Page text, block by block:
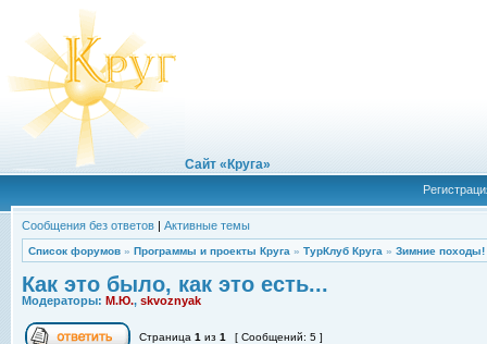
Сайт «Круга»
Сообщения без ответов | Активные темы
Список форумов » Программы и проекты Круга » ТурКлуб Круга » Зимние походы!
Как это было, как это есть...
Модераторы: М.Ю., skvoznyak
Страница 1 из 1 [ Сообщений: 5 ]